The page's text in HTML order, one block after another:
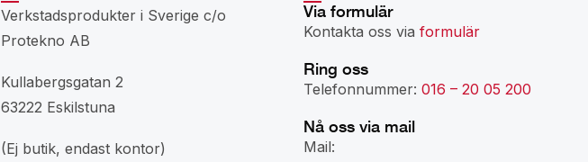
Verkstadsprodukter i Sverige c/o
Protekno AB
Kullabergsgatan 2
63222 Eskilstuna
(Ej butik, endast kontor)
Via formulär
Kontakta oss via formulär
Ring oss
Telefonnummer: 016 – 20 05 200
Nå oss via mail
Mail: